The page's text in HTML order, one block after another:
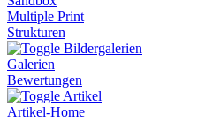
Multiple Print
Strukturen
Bildergalerien
Galerien
Bewertungen
Artikel
Artikel-Home